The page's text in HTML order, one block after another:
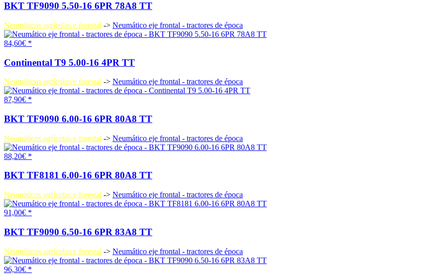
BKT TF9090 5.50-16 6PR 78A8 TT
Neumáticos agrícolas e forestal -> Neumático eje frontal - tractores de época
84,60€ *
Continental T9 5.00-16 4PR TT
Neumáticos agrícolas e forestal -> Neumático eje frontal - tractores de época
87,90€ *
BKT TF9090 6.00-16 6PR 80A8 TT
Neumáticos agrícolas e forestal -> Neumático eje frontal - tractores de época
88,20€ *
BKT TF8181 6.00-16 6PR 80A8 TT
Neumáticos agrícolas e forestal -> Neumático eje frontal - tractores de época
91,00€ *
BKT TF9090 6.50-16 6PR 83A8 TT
Neumáticos agrícolas e forestal -> Neumático eje frontal - tractores de época
96,30€ *